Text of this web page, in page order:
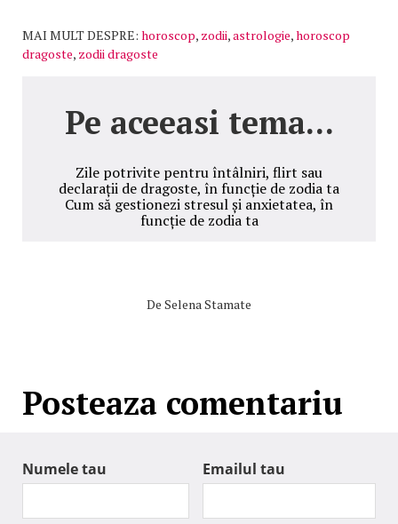
MAI MULT DESPRE: horoscop, zodii,astrologie,horoscop
dragoste, zodii dragoste
Pe aceeasi tema...
Zile potrivite pentru întâlniri, flirt sau
declarații de dragoste, în funcție de zodia ta
Cum să gestionezi stresul și anxietatea, în
funcție de zodia ta
De Selena Stamate
Posteaza comentariu
Numele tau Emailul tau